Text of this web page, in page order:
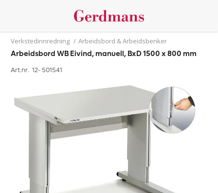
Verkstedinnredning / Arbeidsbord & Arbeidsbenker
Arbeidsbord WB Eivind, manuell, BxD 1500 x 800 mm
Art.nr. 12- 501541